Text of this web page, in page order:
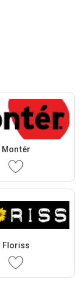
Montér
Floriss